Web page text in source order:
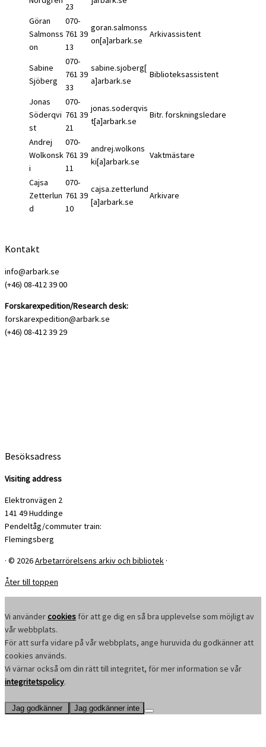
23
Göran
Salmonss
on
070-
761 39
13
goran.salmonss
on[a]arbark.se
Arkivassistent
Sabine
Sjöberg
070-
761 39
33
sabine.sjoberg[
a]arbark.se
Biblioteksassistent
Jonas
Söderqvi
st
070-
761 39
21
jonas.soderqvis
t[a]arbark.se
Bitr. forskningsledare
Andrej
Wolkonsk
i
070-
761 39
11
andrej.wolkons
ki[a]arbark.se
Vaktmästare
Cajsa
Zetterlun
d
070-
761 39
10
cajsa.zetterlund
[a]arbark.se
Arkivare
Kontakt
info@arbark.se
(+46) 08-412 39 00
Forskarexpedition/Research desk:
forskarexpedition@arbark.se
(+46) 08-412 39 29
Besöksadress
Visiting address
Elektronvägen 2
141 49 Huddinge
Pendeltåg/commuter train:
Flemingsberg
· © 2026Arbetarrörelsens arkiv och bibliotek ·
Åter till toppen
Vi användercookies för att ge dig en så bra upplevelse som möjligt av
vår webbplats.
För att surfa vidare på vår webbplats, ange huruvida du godkänner att
cookies används.
Vi värnar också om din rätt till integritet, för mer information se vår
integritetspolicy.
Jag godkänner Jag godkänner inte